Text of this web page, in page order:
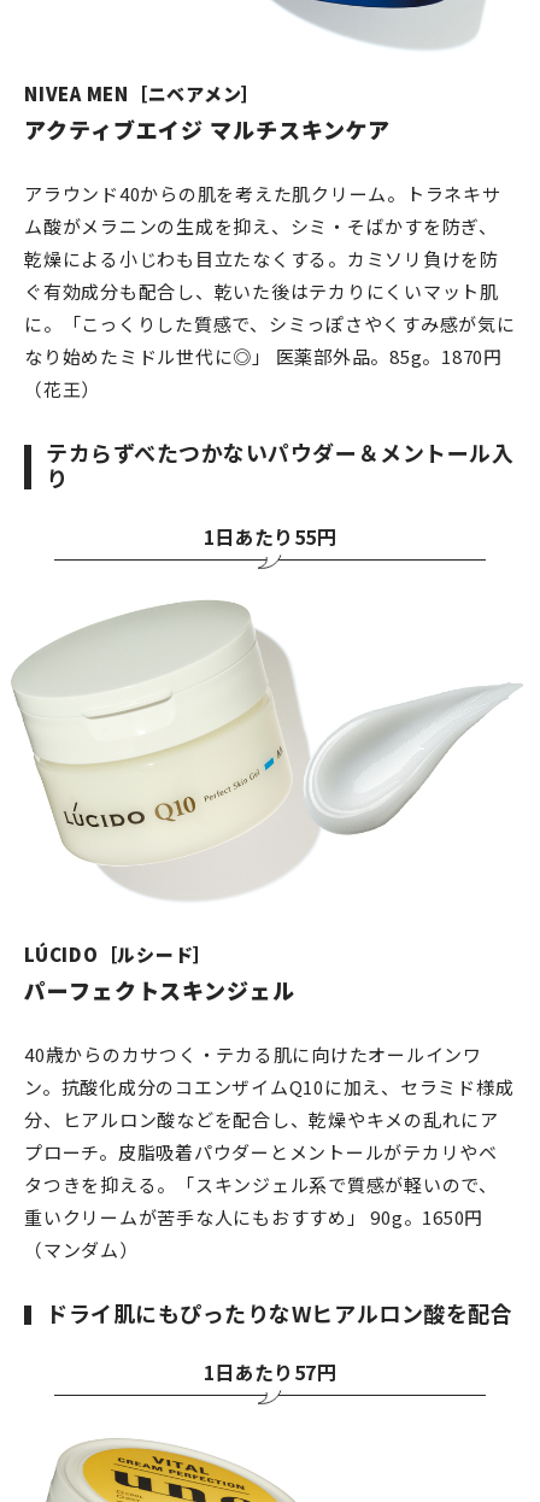
NIVEA MEN［ニベアメン］
アクティブエイジ マルチスキンケア
アラウンド40からの肌を考えた肌クリーム。トラネキサ
ム酸がメラニンの生成を抑え、シミ・そばかすを防ぎ、
乾燥による小じわも目立たなくする。カミソリ負けを防
ぐ有効成分も配合し、乾いた後はテカりにくいマット肌
に。「こっくりした質感で、シミっぽさやくすみ感が気に
なり始めたミドル世代に◎」 医薬部外品。85g。1870円
（花王）
テカらずべたつかないパウダー＆メントール入
り
1日あたり55円
LÚCIDO［ルシード］
パーフェクトスキンジェル
40歳からのカサつく・テカる肌に向けたオールインワ
ン。抗酸化成分のコエンザイムQ10に加え、セラミド様成
分、ヒアルロン酸などを配合し、乾燥やキメの乱れにア
プローチ。皮脂吸着パウダーとメントールがテカリやベ
タつきを抑える。「スキンジェル系で質感が軽いので、
重いクリームが苦手な人にもおすすめ」 90g。1650円
（マンダム）
ドライ肌にもぴったりなWヒアルロン酸を配合
1日あたり57円